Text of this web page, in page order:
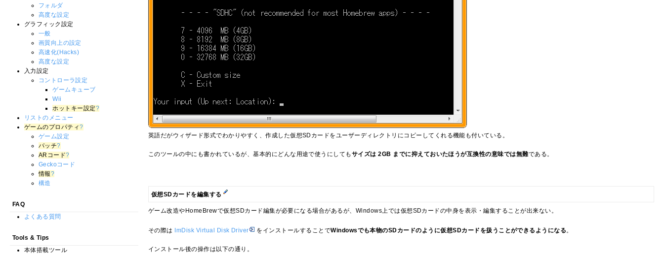
英語だがウィザード形式でわかりやすく、作成した仮想SDカードをユーザーディレクトリにコピーしてくれる機能も付いている。
このツールの中にも書かれているが、基本的にどんな用途で使うにしても サイズは 2GB までに抑えておいたほうが互換性の意味では無難である。
仮想SDカードを編集する
ゲーム改造やHomeBrewで仮想SDカード編集が必要になる場合があるが、Windows上では仮想SDカードの中身を表示・編集することが出来ない。
その際は ImDisk Virtual Disk Driver をインストールすることでWindowsでも本物のSDカードのように仮想SDカードを扱うことができるようになる。
インストール後の操作は以下の通り。
フォルダ
高度な設定
グラフィック設定
一般
画質向上の設定
高速化(Hacks)
高度な設定
入力設定
コントローラ設定
ゲームキューブ
Wii
ホットキー設定?
リストのメニュー
ゲームのプロパティ?
ゲーム設定
パッチ?
ARコード?
Geckoコード
情報?
構造
FAQ
よくある質問
Tools & Tips
本体搭載ツール